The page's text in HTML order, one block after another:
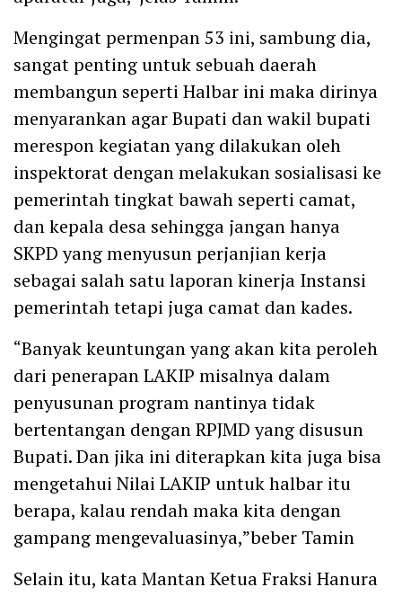
Mengingat permenpan 53 ini, sambung dia,
sangat penting untuk sebuah daerah
membangun seperti Halbar ini maka dirinya
menyarankan agar Bupati dan wakil bupati
merespon kegiatan yang dilakukan oleh
inspektorat dengan melakukan sosialisasi ke
pemerintah tingkat bawah seperti camat,
dan kepala desa sehingga jangan hanya
SKPD yang menyusun perjanjian kerja
sebagai salah satu laporan kinerja Instansi
pemerintah tetapi juga camat dan kades.
“Banyak keuntungan yang akan kita peroleh
dari penerapan LAKIP misalnya dalam
penyusunan program nantinya tidak
bertentangan dengan RPJMD yang disusun
Bupati. Dan jika ini diterapkan kita juga bisa
mengetahui Nilai LAKIP untuk halbar itu
berapa, kalau rendah maka kita dengan
gampang mengevaluasinya,”beber Tamin
Selain itu, kata Mantan Ketua Fraksi Hanura